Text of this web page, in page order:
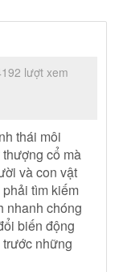
lượt xem
thái môi
cổ mà
và con vật
tìm kiếm
nhanh chóng
biến động
những